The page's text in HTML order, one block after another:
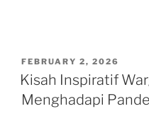
POSTED
ON
FEBRUARY 2, 2026
Kisah Inspiratif
Menghadapi